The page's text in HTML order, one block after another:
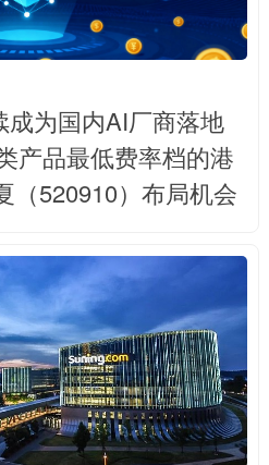
为国内AI厂商落地
产品最低费率档的港
（520910）布局机会